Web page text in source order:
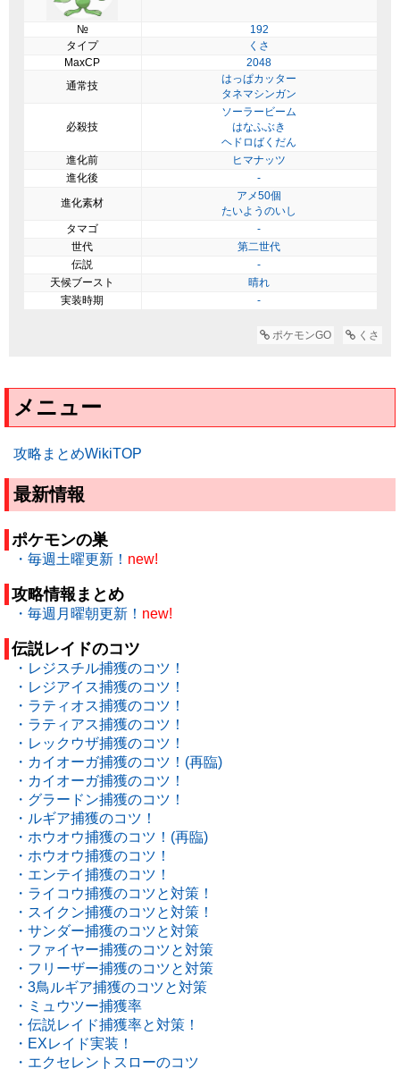
№
192
タイプ
くさ
MaxCP
2048
通常技
はっぱカッター
タネマシンガン
必殺技
ソーラービーム
はなふぶき
ヘドロばくだん
進化前
ヒマナッツ
進化後
-
進化素材
アメ50個
たいようのいし
タマゴ
-
世代
第二世代
伝説
-
天候ブースト
晴れ
実装時期
-
ポケモンGO くさ
メニュー
攻略まとめWikiTOP
最新情報
ポケモンの巣
・毎週土曜更新！ new!
攻略情報まとめ
・毎週月曜朝更新！ new!
伝説レイドのコツ
・レジスチル捕獲のコツ！
・レジアイス捕獲のコツ！
・ラティオス捕獲のコツ！
・ラティアス捕獲のコツ！
・レックウザ捕獲のコツ！
・カイオーガ捕獲のコツ！(再臨)
・カイオーガ捕獲のコツ！
・グラードン捕獲のコツ！
・ルギア捕獲のコツ！
・ホウオウ捕獲のコツ！(再臨)
・ホウオウ捕獲のコツ！
・エンテイ捕獲のコツ！
・ライコウ捕獲のコツと対策！
・スイクン捕獲のコツと対策！
・サンダー捕獲のコツと対策
・ファイヤー捕獲のコツと対策
・フリーザー捕獲のコツと対策
・3鳥ルギア捕獲のコツと対策
・ミュウツー捕獲率
・伝説レイド捕獲率と対策！
・EXレイド実装！
・エクセレントスローのコツ